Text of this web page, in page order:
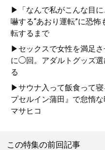
▶「なんで私がこんな目に
嚇する“あおり運転”に恐怖
転するまで
▶セックスで女性を満足さ
に◯回。アダルトグッズ
る
▶サウナ入って飯食って寝
プセルイン蒲田』で怠惰
マサヒコ
この特集の前回記事